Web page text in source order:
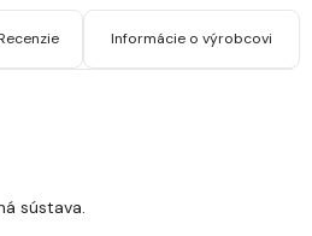
Informácie o výrobcovi
sústava.